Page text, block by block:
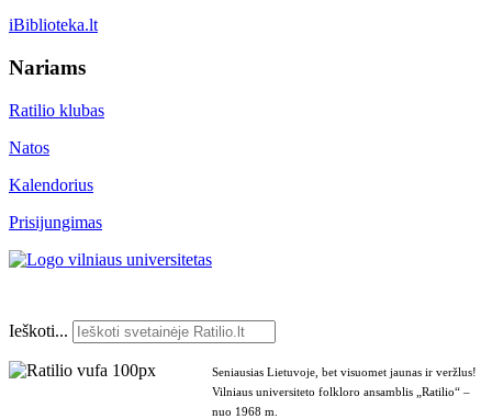
iBiblioteka.lt
Nariams
Ratilio klubas
Natos
Kalendorius
Prisijungimas
Ieškoti...
Seniausias Lietuvoje, bet visuomet jaunas ir veržlus!
Vilniaus universiteto folkloro ansamblis „Ratilio“ –
nuo 1968 m.